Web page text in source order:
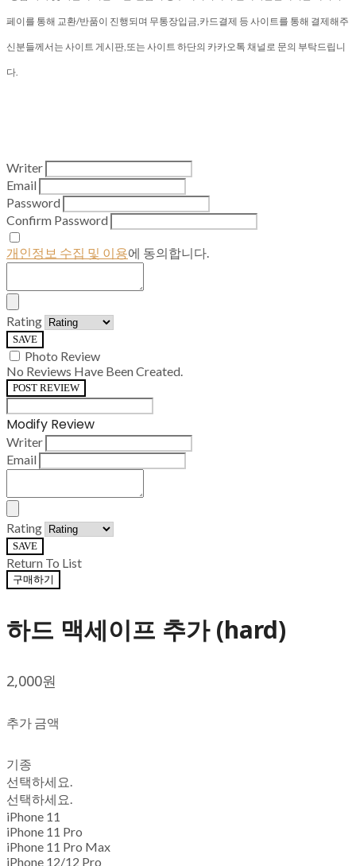
페이를 통해 교환/반품이 진행되며 무통장입금,카드결제 등 사이트를 통해 결제해주
신분들께서는 사이트 게시판,또는 사이트 하단의 카카오톡 채널로 문의 부탁드립니
다.
Writer
Email
Password
Confirm Password
개인정보 수집 및 이용에 동의합니다.
Rating
SAVE
Photo Review
No Reviews Have Been Created.
POST REVIEW
Modify Review
Writer
Email
Rating
SAVE
Return To List
구매하기
하드 맥세이프 추가 (hard)
2,000원
추가 금액
기종
선택하세요.
선택하세요.
iPhone 11
iPhone 11 Pro
iPhone 11 Pro Max
iPhone 12/12 Pro